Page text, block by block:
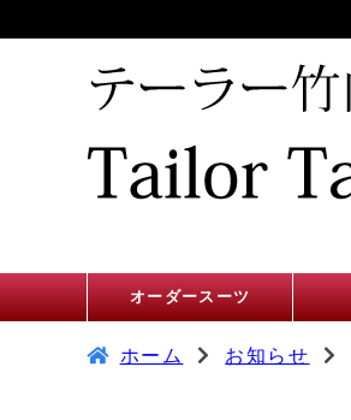
オーダースーツ
ホーム お知らせ